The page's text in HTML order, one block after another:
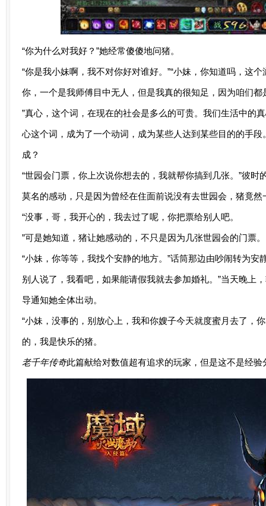
“你为什么对我好？”她经常傻傻地问猪。
“你是我小妹啊，我不对你好对谁好。”“小妹，你知道吗，这
你，一个是我师傅目中无人，但是我真的很知足，因为咱们都
”真心，这个词，在现在的社会是多么的可贵。我们生活中的
心这个词，成为了一个动词，成为某些人达到某些目的的手
成？
“世园会门票，你上次说你想去的，我就帮你搞到几张。”彼
莫名的感动，只是因为曾经在住面前说没有去世园会，猪竟然
“没事，哥，我开心的，我去过了呢，你把票给别人吧。
”可是她知道，猪让她感动的，不只是因为几张世园会的门票。
“小妹，你等等，我找个安静的地方。”话筒那边由吵闹转为安
别人说了，我看吧，如果能请假我就去参加婚礼。”当天晚上
导通知她全体出动。
“小妹，没事的，别放心上，我和你嫂子今天就度蜜月去了，
的，我是快乐的猪。
老千年传奇此篇献给对数值超有追求的玩家，但是这不是经